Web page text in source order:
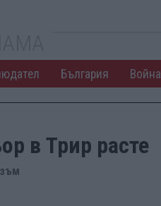
България
в Трир расте